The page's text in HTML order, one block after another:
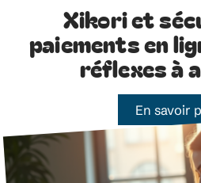
Xikori et
paiements en
réflexes à
En savoir